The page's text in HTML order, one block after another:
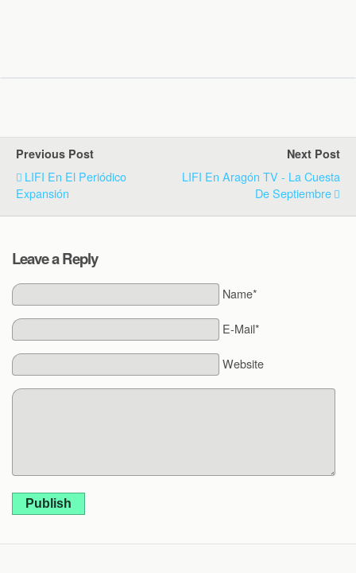
Previous Post
LIFI En El Periódico
Expansión
Next Post
LIFI En Aragón TV - La Cuesta
De Septiembre
Leave a Reply
Name*
E-Mail*
Website
Publish